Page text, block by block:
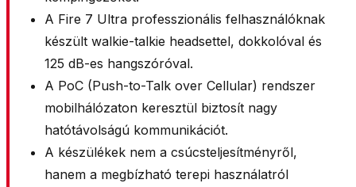
A Fire 7 Ultra professzionális felhasználóknak
készült walkie-talkie headsettel, dokkolóval és
125 dB-es hangszóróval.
A PoC (Push-to-Talk over Cellular) rendszer
mobilhálózaton keresztül biztosít nagy
hatótávolságú kommunikációt.
A készülékek nem a csúcsteljesítményről,
hanem a megbízható terepi használatról